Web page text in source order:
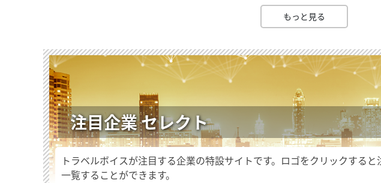
もっと見る
注目企業 セレクト
トラベルボイスが注目する企業の特設サイトです。ロゴをクリックする
一覧することができます。